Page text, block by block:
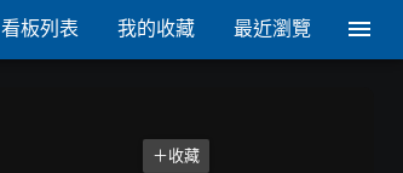
看板列表 我的收藏 最近瀏覽
＋收藏